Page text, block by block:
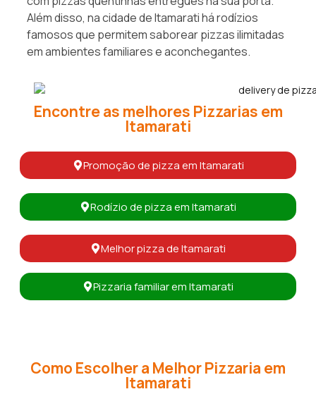
Além disso, na cidade de Itamarati há rodízios
famosos que permitem saborear pizzas ilimitadas
em ambientes familiares e aconchegantes.
Encontre as melhores Pizzarias em
Itamarati
Promoção de pizza em Itamarati
Rodízio de pizza em Itamarati
Melhor pizza de Itamarati
Pizzaria familiar em Itamarati
Como Escolher a Melhor Pizzaria em
Itamarati